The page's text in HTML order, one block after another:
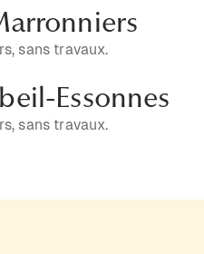
sans travaux.
Essonnes
sans travaux.